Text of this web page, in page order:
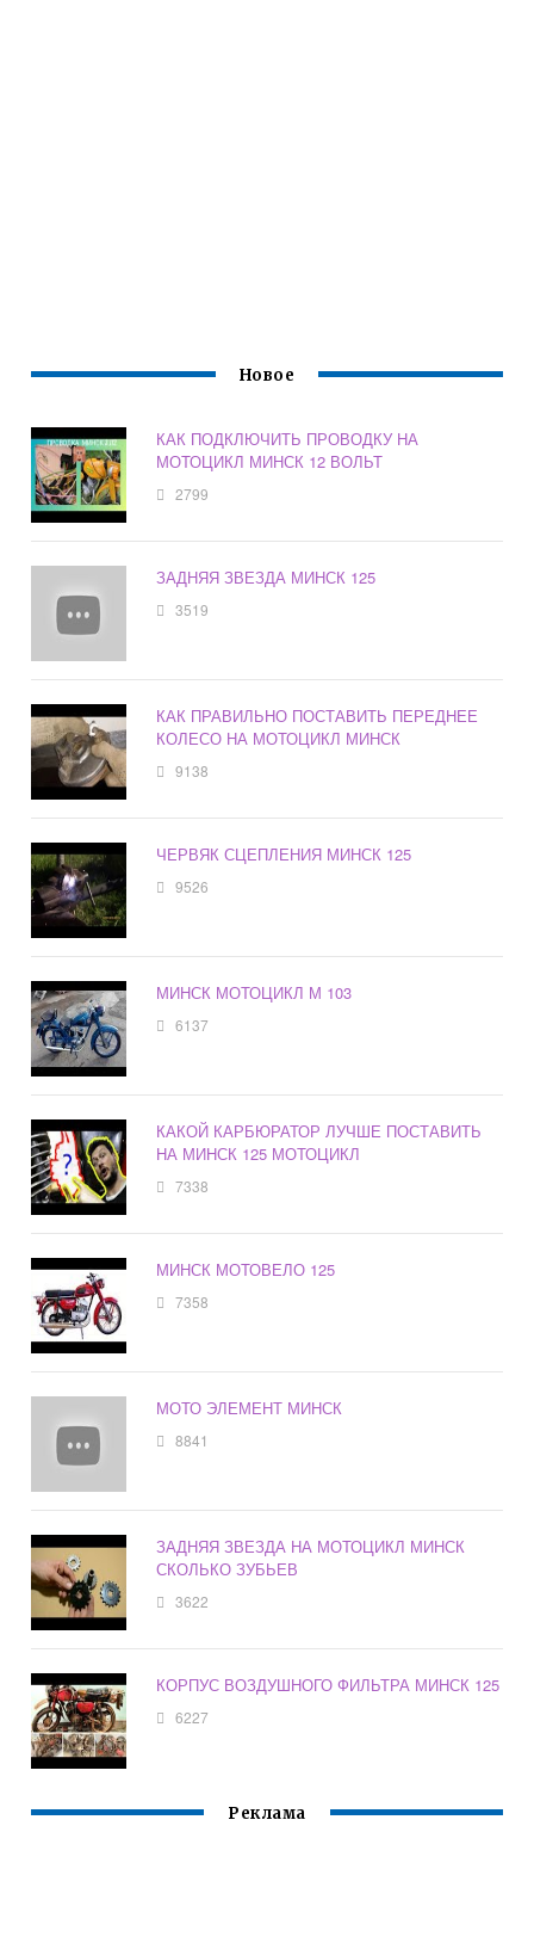
Новое
КАК ПОДКЛЮЧИТЬ ПРОВОДКУ НА
МОТОЦИКЛ МИНСК 12 ВОЛЬТ
2799
ЗАДНЯЯ ЗВЕЗДА МИНСК 125
3519
КАК ПРАВИЛЬНО ПОСТАВИТЬ ПЕРЕДНЕЕ
КОЛЕСО НА МОТОЦИКЛ МИНСК
9138
ЧЕРВЯК СЦЕПЛЕНИЯ МИНСК 125
9526
МИНСК МОТОЦИКЛ М 103
6137
КАКОЙ КАРБЮРАТОР ЛУЧШЕ ПОСТАВИТЬ
НА МИНСК 125 МОТОЦИКЛ
7338
МИНСК МОТОВЕЛО 125
7358
МОТО ЭЛЕМЕНТ МИНСК
8841
ЗАДНЯЯ ЗВЕЗДА НА МОТОЦИКЛ МИНСК
СКОЛЬКО ЗУБЬЕВ
3622
КОРПУС ВОЗДУШНОГО ФИЛЬТРА МИНСК 125
6227
Реклама